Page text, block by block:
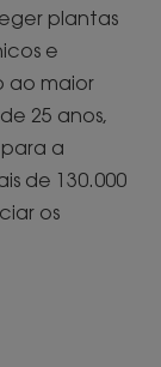
plantas
e
ao maior
25 anos,
para a
de 130.000
os